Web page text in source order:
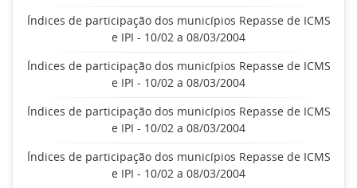
Índices de participação dos municípios Repasse de ICMS
e IPI - 10/02 a 08/03/2004
Índices de participação dos municípios Repasse de ICMS
e IPI - 10/02 a 08/03/2004
Índices de participação dos municípios Repasse de ICMS
e IPI - 10/02 a 08/03/2004
Índices de participação dos municípios Repasse de ICMS
e IPI - 10/02 a 08/03/2004